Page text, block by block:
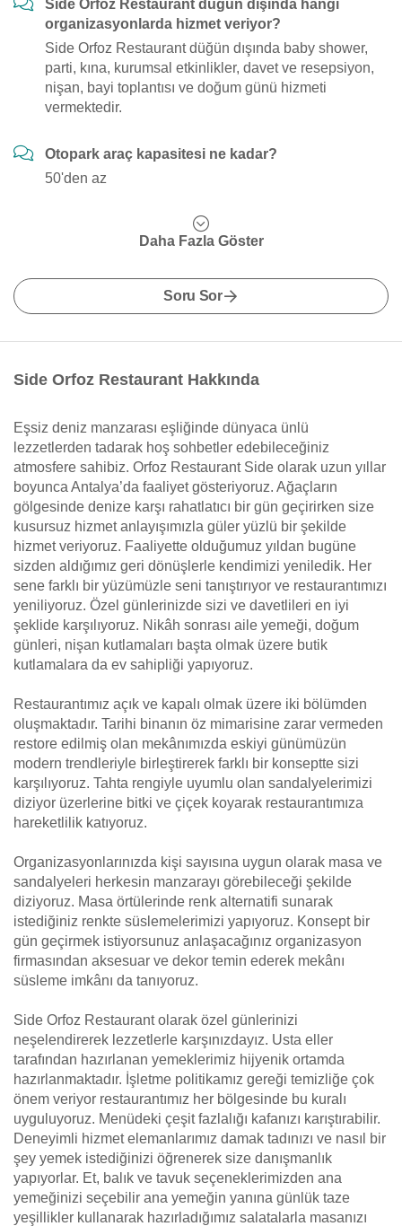
Side Orfoz Restaurant düğün dışında hangi
organizasyonlarda hizmet veriyor?
Side Orfoz Restaurant düğün dışında baby shower,
parti, kına, kurumsal etkinlikler, davet ve resepsiyon,
nişan, bayi toplantısı ve doğum günü hizmeti
vermektedir.
Otopark araç kapasitesi ne kadar?
50'den az
Daha Fazla Göster
Soru Sor
Side Orfoz Restaurant Hakkında
Eşsiz deniz manzarası eşliğinde dünyaca ünlü
lezzetlerden tadarak hoş sohbetler edebileceğiniz
atmosfere sahibiz. Orfoz Restaurant Side olarak uzun yıllar
boyunca Antalya’da faaliyet gösteriyoruz. Ağaçların
gölgesinde denize karşı rahatlatıcı bir gün geçirirken size
kusursuz hizmet anlayışımızla güler yüzlü bir şekilde
hizmet veriyoruz. Faaliyette olduğumuz yıldan bugüne
sizden aldığımız geri dönüşlerle kendimizi yeniledik. Her
sene farklı bir yüzümüzle seni tanıştırıyor ve restaurantımızı
yeniliyoruz. Özel günlerinizde sizi ve davetlileri en iyi
şeklide karşılıyoruz. Nikâh sonrası aile yemeği, doğum
günleri, nişan kutlamaları başta olmak üzere butik
kutlamalara da ev sahipliği yapıyoruz.
Restaurantımız açık ve kapalı olmak üzere iki bölümden
oluşmaktadır. Tarihi binanın öz mimarisine zarar vermeden
restore edilmiş olan mekânımızda eskiyi günümüzün
modern trendleriyle birleştirerek farklı bir konseptte sizi
karşılıyoruz. Tahta rengiyle uyumlu olan sandalyelerimizi
diziyor üzerlerine bitki ve çiçek koyarak restaurantımıza
hareketlilik katıyoruz.
Organizasyonlarınızda kişi sayısına uygun olarak masa ve
sandalyeleri herkesin manzarayı görebileceği şekilde
diziyoruz. Masa örtülerinde renk alternatifi sunarak
istediğiniz renkte süslemelerimizi yapıyoruz. Konsept bir
gün geçirmek istiyorsunuz anlaşacağınız organizasyon
firmasından aksesuar ve dekor temin ederek mekânı
süsleme imkânı da tanıyoruz.
Side Orfoz Restaurant olarak özel günlerinizi
neşelendirerek lezzetlerle karşınızdayız. Usta eller
tarafından hazırlanan yemeklerimiz hijyenik ortamda
hazırlanmaktadır. İşletme politikamız gereği temizliğe çok
önem veriyor restaurantımız her bölgesinde bu kuralı
uyguluyoruz. Menüdeki çeşit fazlalığı kafanızı karıştırabilir.
Deneyimli hizmet elemanlarımız damak tadınızı ve nasıl bir
şey yemek istediğinizi öğrenerek size danışmanlık
yapıyorlar. Et, balık ve tavuk seçeneklerimizden ana
yemeğinizi seçebilir ana yemeğin yanına günlük taze
yeşillikler kullanarak hazırladığımız salatalarla masanızı